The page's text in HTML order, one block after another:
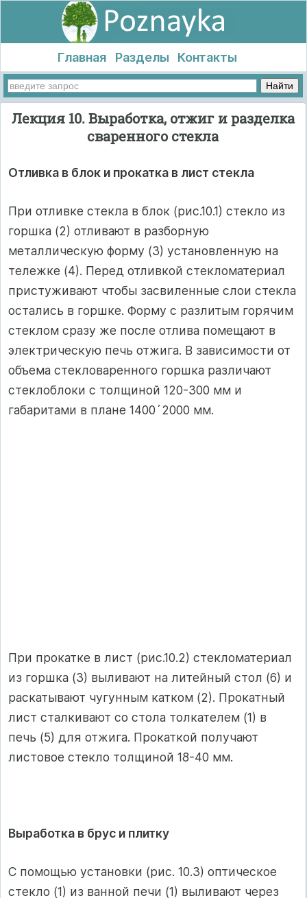
Главная Разделы Контакты
Лекция 10. Выработка, отжиг и разделка
сваренного стекла
Отливка в блок и прокатка в лист стекла
При отливке стекла в блок (рис.10.1) стекло из
горшка (2) отливают в разборную
металлическую форму (3) установленную на
тележке (4). Перед отливкой стекломатериал
пристуживают чтобы засвиленные слои стекла
остались в горшке. Форму с разлитым горячим
стеклом сразу же после отлива помещают в
электрическую печь отжига. В зависимости от
объема стекловаренного горшка различают
стеклоблоки с толщиной 120-300 мм и
габаритами в плане 1400´2000 мм.
При прокатке в лист (рис.10.2) стекломатериал
из горшка (3) выливают на литейный стол (6) и
раскатывают чугунным катком (2). Прокатный
лист сталкивают со стола толкателем (1) в
печь (5) для отжига. Прокаткой получают
листовое стекло толщиной 18-40 мм.
Выработка в брус и плитку
С помощью установки (рис. 10.3) оптическое
стекло (1) из ванной печи (1) выливают через